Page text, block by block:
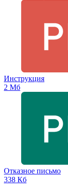
Инструкция
2 Мб
Отказное письмо
338 Кб